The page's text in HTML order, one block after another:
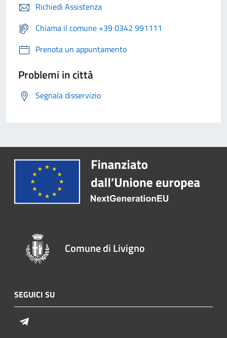
Richiedi Assistenza
Chiama il comune +39 0342 991111
Prenota un appuntamento
Problemi in città
Segnala disservizio
Comune di Livigno
SEGUICI SU